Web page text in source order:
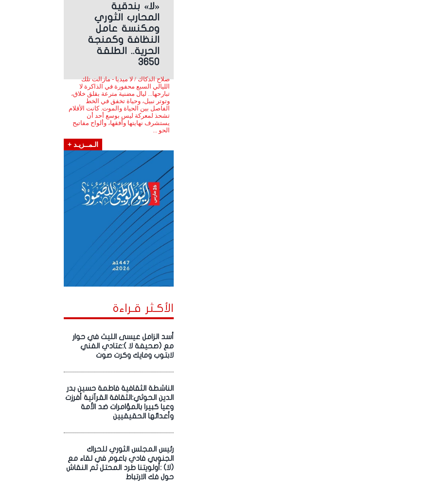
«لا» بندقية
المحارب الثوري
ومكنسة عامل
النظافة وكمنجة
الحرية.. الطلقة
3650
صلاح الدكاك / لا ميديا - مازالت تلك
الليالي السبع محفورة في الذاكرة لا
تبارحها... ليال مضنية مترعة بقلق خلاق،
وتوتر نبيل، وحياة تخفق في الخط
الفاصل بين الحياة والموت. كانت الأقلام
تشحذ لمعركة ليس بوسع أحد أن
يستشرف نهايتها وأفقها، وألواح مفاتيح
الحو ...
الـمــزيـد +
الأكـثر قـراءة
أسد الزامل عيسى الليث في حوار
مع (صحيفة لا ):عتادي الفني
لابتوب ومايك وكرت صوت
الناشطة الثقافية فاطمة حسين بدر
الدين الحوثي:الثقافة القرآنية أفرزت
وعيا كبيرا بالمؤامرات ضد الأمة
وأعدائها الحقيقيين
رئيس المجلس الثوري للحراك
الجنوبي فادي باعوم في لقاء مع
(لا) :أولويتنا طرد المحتل ثم النقاش
حول فك الارتباط